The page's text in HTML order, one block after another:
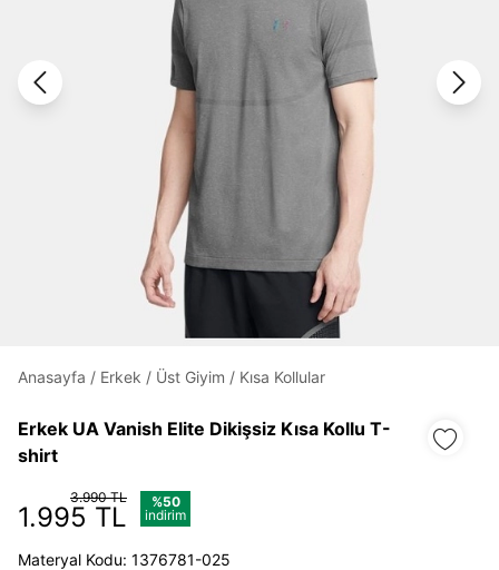
Under Armour'da yeni misiniz? Kayıt Ol
Üye Olmadan Devam Et
Anasayfa / Erkek / Üst Giyim / Kısa Kollular
Erkek UA Vanish Elite Dikişsiz Kısa Kollu T-
shirt
3.990 TL
1.995 TL
%50
indirim
Materyal Kodu: 1376781-025
Zaten hesabın var mı? Giriş yap
Daha hızlı ödeme. Hızlı sipariş takibi.
Kolay iade ve değişim.
E-posta